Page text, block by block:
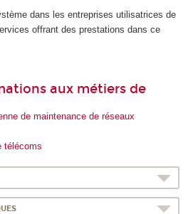
dans les entreprises utilisatrices de
offrant des prestations dans ce
aux métiers de
de maintenance de réseaux
télécoms